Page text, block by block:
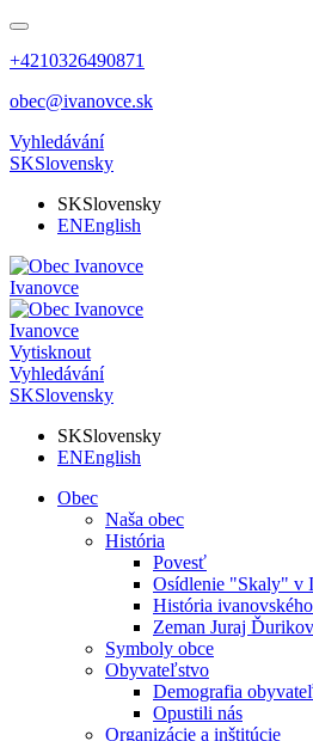
+4210326490871
obec@ivanovce.sk
Vyhledávání
SKSlovensky
SKSlovensky
ENEnglish
Ivanovce
Ivanovce
Vytisknout
Vyhledávání
SKSlovensky
SKSlovensky
ENEnglish
Obec
Naša obec
História
Povesť
Osídlenie "Skaly" v
História
Zeman Juraj
Symboly obce
Obyvateľstvo
Demografia
Opustili nás
Organizácie a inštitúcie